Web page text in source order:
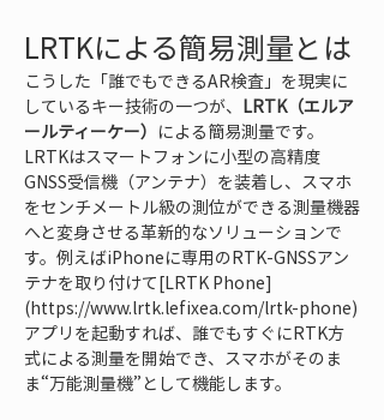
LRTKによる簡易測量とは
こうした「誰でもできるAR検査」を現実に
しているキー技術の一つが、 LRTK（エルア
ールティーケー） による簡易測量です。
LRTKはスマートフォンに小型の高精度
GNSS受信機（アンテナ）を装着し、スマホ
をセンチメートル級の測位ができる測量機器
へと変身させる革新的なソリューションで
す。例えばiPhoneに専用のRTK-GNSSアン
テナを取り付けて[LRTK Phone]
(https://www.lrtk.lefixea.com/lrtk-phone)
アプリを起動すれば、誰でもすぐにRTK方
式による測量を開始でき、スマホがそのま
ま“万能測量機”として機能します。